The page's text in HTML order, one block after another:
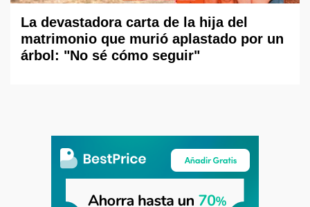
La devastadora carta de la hija del
matrimonio que murió aplastado por un
árbol: "No sé cómo seguir"